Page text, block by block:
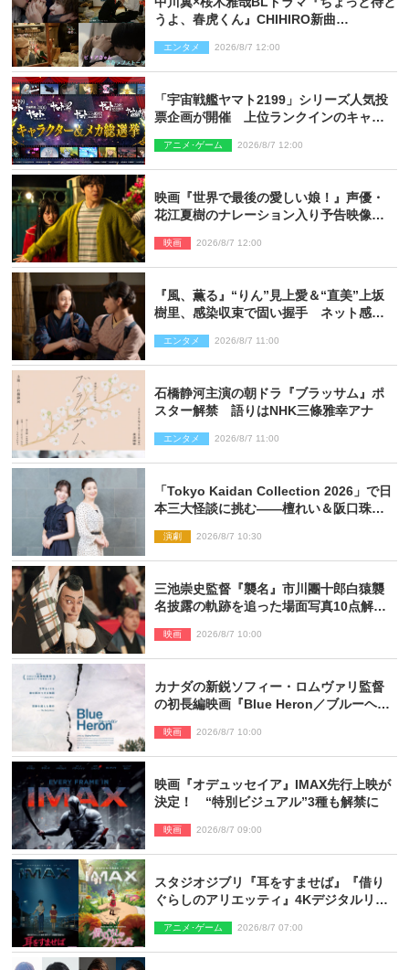
うよ、春虎くん』CHIHIRO新曲
エンタメ 2026/8/7 12:00
「宇宙戦艦ヤマト2199」シリーズ人気投
票企画が開催 上位ランクインのキャラ
を制作
アニメ･ゲーム 2026/8/7 12:00
映画『世界で最後の愛しい娘！』声優・
花江夏樹のナレーション入り予告映像解
い！」
映画 2026/8/7 12:00
『風、薫る』“りん”見上愛＆“直美”上坂
樹里、感染収束で固い握手 ネット感動
エンタメ 2026/8/7 11:00
石橋静河主演の朝ドラ『ブラッサム』ポ
スター解禁 語りはNHK三條雅幸アナ
エンタメ 2026/8/7 11:00
「Tokyo Kaidan Collection 2026」で日
本三大怪談に挑む――檀れい＆阪口珠美
演劇 2026/8/7 10:30
三池崇史監督『襲名』市川團十郎白猿襲
名披露の軌跡を追った場面写真10点解
映画 2026/8/7 10:00
カナダの新鋭ソフィー・ロムヴァリ監督
の初長編映画『Blue Heron／ブルーヘロ
映画 2026/8/7 10:00
映画『オデュッセイア』IMAX先行上映が
決定！ “特別ビジュアル”3種も解禁に
映画 2026/8/7 09:00
スタジオジブリ『耳をすませば』『借り
ぐらしのアリエッティ』4Kデジタルリマ
アニメ･ゲーム 2026/8/7 07:00